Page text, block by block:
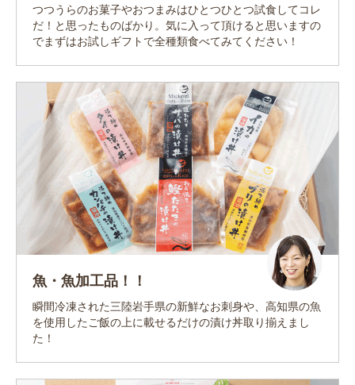
つつうらのお菓子やおつまみはひとつひとつ試食してコレ
だ！と思ったものばかり。気に入って頂けると思いますの
でまずはお試しギフトで全種類食べてみてください！
魚・魚加工品！！
瞬間冷凍された三陸岩手県の新鮮なお刺身や、高知県の魚
を使用したご飯の上に載せるだけの漬け丼取り揃えまし
た！